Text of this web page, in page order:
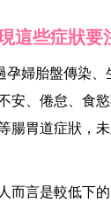
這些症狀要
婦胎盤傳染
、倦怠、食
腸胃道症狀，
而言是較低下